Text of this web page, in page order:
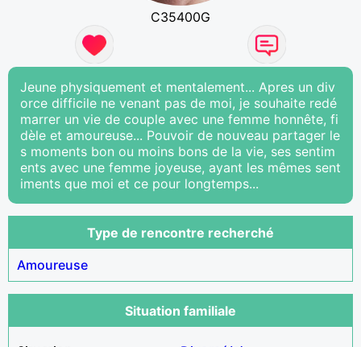
C35400G
Jeune physiquement et mentalement... Apres un div
orce difficile ne venant pas de moi, je souhaite redé
marrer un vie de couple avec une femme honnête, fi
dèle et amoureuse... Pouvoir de nouveau partager le
s moments bon ou moins bons de la vie, ses sentim
ents avec une femme joyeuse, ayant les mêmes sent
iments que moi et ce pour longtemps...
Type de rencontre recherché
Amoureuse
Situation familiale